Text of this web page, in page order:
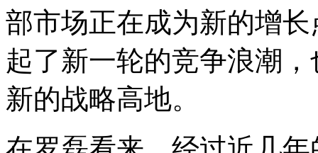
部市场正在成为新的增
起了新一轮的竞争浪潮
新的战略高地。